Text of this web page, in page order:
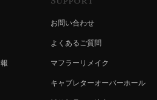
お問い合わせ
よくあるご質問
マフラーリメイク
キャブレターオーバーホール